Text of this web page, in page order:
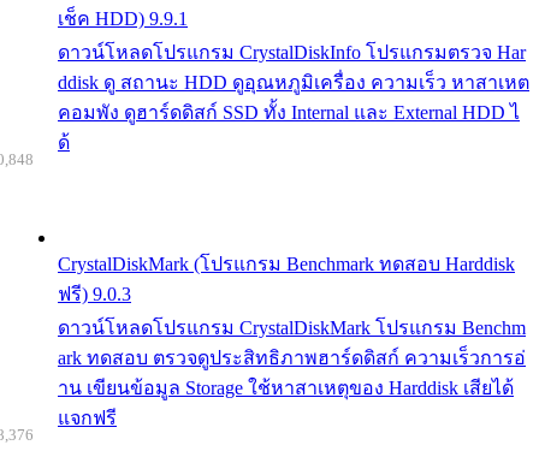
เช็ค HDD) 9.9.1
ดาวน์โหลดโปรแกรม CrystalDiskInfo โปรแกรมตรวจ Har
ddisk ดู สถานะ HDD ดูอุณหภูมิเครื่อง ความเร็ว หาสาเหต
คอมพัง ดูฮาร์ดดิสก์ SSD ทั้ง Internal และ External HDD ไ
ด้
CrystalDiskMark (โปรแกรม Benchmark ทดสอบ Harddisk
ฟรี) 9.0.3
ดาวน์โหลดโปรแกรม CrystalDiskMark โปรแกรม Benchm
ark ทดสอบ ตรวจดูประสิทธิภาพฮาร์ดดิสก์ ความเร็วการอ่
าน เขียนข้อมูล Storage ใช้หาสาเหตุของ Harddisk เสียได้
แจกฟรี